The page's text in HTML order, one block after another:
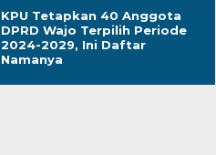
KPU Tetapkan 40 Anggota
DPRD Wajo Terpilih Periode
2024-2029, Ini Daftar
Namanya